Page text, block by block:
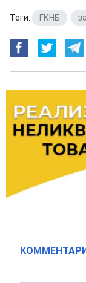
Теги: ГКНБ